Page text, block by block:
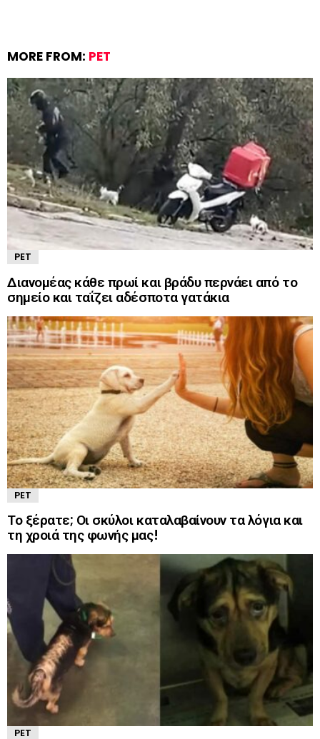
MORE FROM: PET
PET
Διανομέας κάθε πρωί και βράδυ περνάει από το
σημείο και ταΐζει αδέσποτα γατάκια
PET
Το ξέρατε; Οι σκύλοι καταλαβαίνουν τα λόγια και
τη χροιά της φωνής μας!
PET